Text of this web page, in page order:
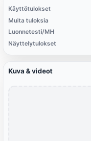
Käyttötulokset
Muita tuloksia
Luonnetesti/MH
Näyttelytulokset
Kuva & videot